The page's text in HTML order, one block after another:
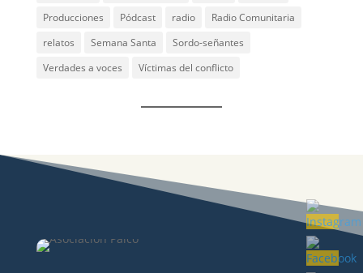
Producciones
Pódcast radio
Radio Comunitaria
relatos
Semana Santa
Sordo-señantes
Verdades a voces
Víctimas del conflicto